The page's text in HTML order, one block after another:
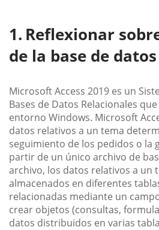
Reflexionar
de la base de datos
Microsoft Access 2019 es un
Bases de Datos Relacionales
entorno Windows. Microsoft
datos relativos a un tema
seguimiento de los pedidos o la
partir de un único archivo de
archivo, los datos relativos a un
almacenados en diferentes
relacionadas mediante un
crear objetos (consultas,
datos distribuidos en varias